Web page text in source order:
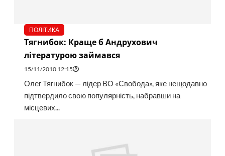
ПОЛІТИКА
Тягнибок: Краще б Андрухович
літературою займався
15/11/2010 12:15
Олег Тягнибок — лідер ВО «Свобода», яке нещодавно
підтвердило свою популярність, набравши на
місцевих...